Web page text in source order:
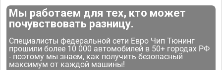
Мы работаем для тех, кто может
почувствовать разницу.
Специалисты федеральной сети Евро Чип Тюнинг
прошили более 10 000 автомобилей в 50+ городах РФ
- поэтому мы знаем, как получить безопасный
максимум от каждой машины!